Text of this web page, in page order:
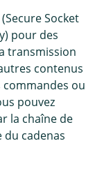
Socket
pour des
transmission
contenus
ou
pouvez
la chaîne de
cadenas